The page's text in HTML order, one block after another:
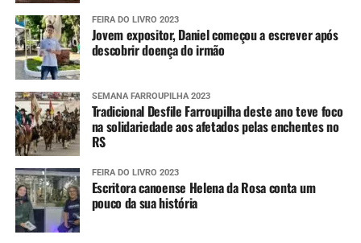
FEIRA DO LIVRO 2023
Jovem expositor, Daniel começou a escrever após
descobrir doença do irmão
SEMANA FARROUPILHA 2023
Tradicional Desfile Farroupilha deste ano teve foco
na solidariedade aos afetados pelas enchentes no
RS
FEIRA DO LIVRO 2023
Escritora canoense Helena da Rosa conta um
pouco da sua história